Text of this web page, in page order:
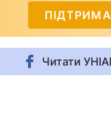
Читати